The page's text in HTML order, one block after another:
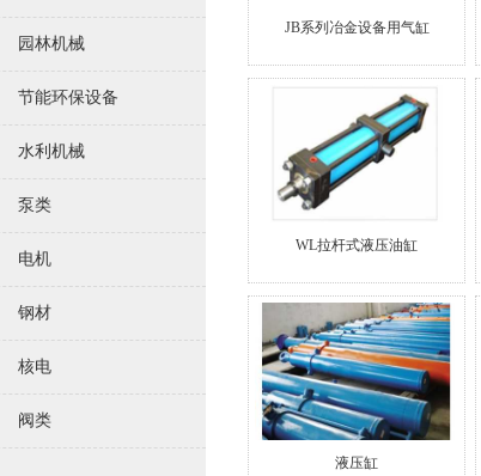
园林机械
节能环保设备
水利机械
泵类
电机
钢材
核电
阀类
JB系列冶金设备用气缸
WL拉杆式液压油缸
液压缸